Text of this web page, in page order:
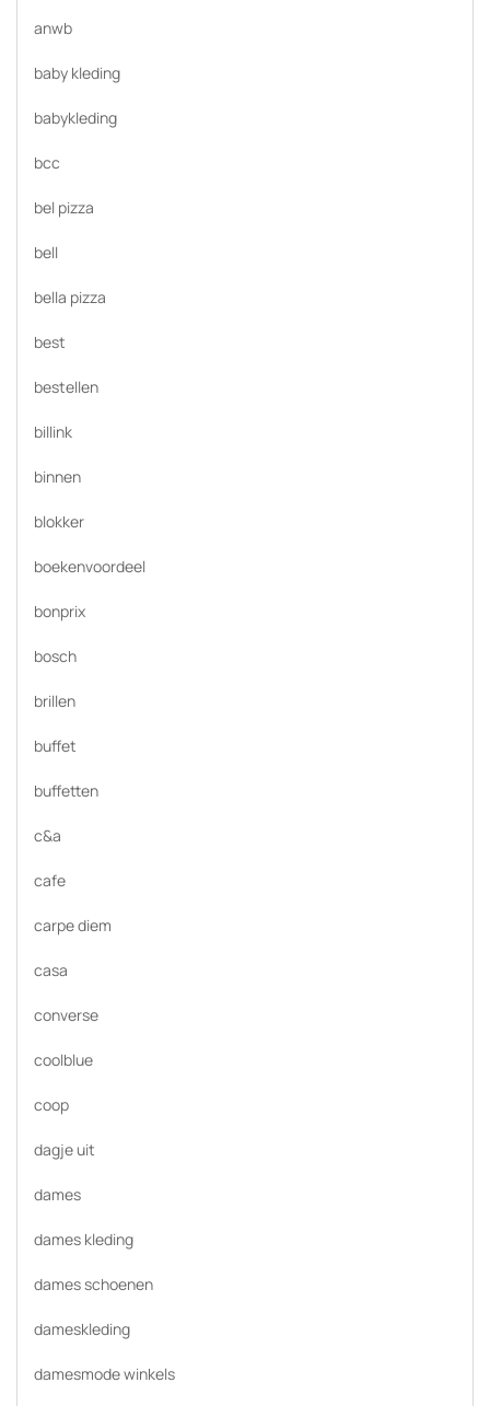
anwb
baby kleding
babykleding
bcc
bel pizza
bell
bella pizza
best
bestellen
billink
binnen
blokker
boekenvoordeel
bonprix
bosch
brillen
buffet
buffetten
c&a
cafe
carpe diem
casa
converse
coolblue
coop
dagje uit
dames
dames kleding
dames schoenen
dameskleding
damesmode winkels